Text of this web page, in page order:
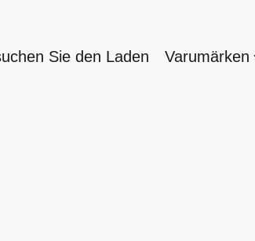
Sie den Laden Varumärken